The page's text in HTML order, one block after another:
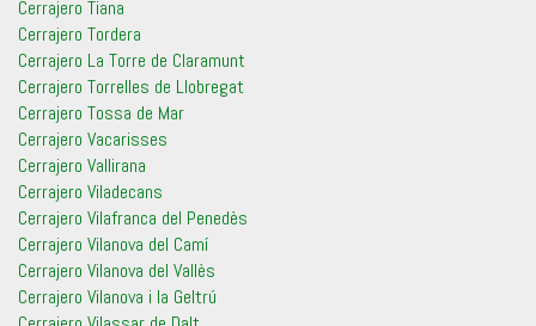
Cerrajero Tiana
Cerrajero Tordera
Cerrajero La Torre de Claramunt
Cerrajero Torrelles de Llobregat
Cerrajero Tossa de Mar
Cerrajero Vacarisses
Cerrajero Vallirana
Cerrajero Viladecans
Cerrajero Vilafranca del Penedès
Cerrajero Vilanova del Camí
Cerrajero Vilanova del Vallès
Cerrajero Vilanova i la Geltrú